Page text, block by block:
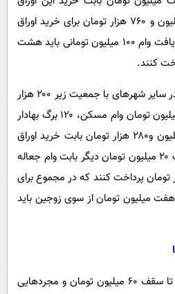
بپردازند که با احتساب یک میلیون و ۷۶۰ هزار تومان برای خرید اوراق
وام جعاله، در مجموع برای دریافت وام ۱۰۰ میلیون تومانی باید هشت
علاوه بر این، زوج‌های ساکن در سایر شهرهای با جمعیت زیر ۲۰۰ هزار
نفر می‌توانند برای گرفتن ۶۰ میلیون تومان وام مسکن، ۱۲۰ برگ بهادار
خریداری کنند که باید پنج میلیون و۲۸۰ هزار تومان بابت خرید اوراق
بپردازند. همچنین برای دریافت ۲۰ میلیون تومان دیگر بابت وام جعاله
یک میلیون و ۷۶۰ هزار تومان پرداخت کنند که در مجموع برای
هفت میلیون تومان از سوی زوجین باید
مجردهای تهرانی نیز می‌توانند تا سقف ۶۰ میلیون تومان و مجردهایی